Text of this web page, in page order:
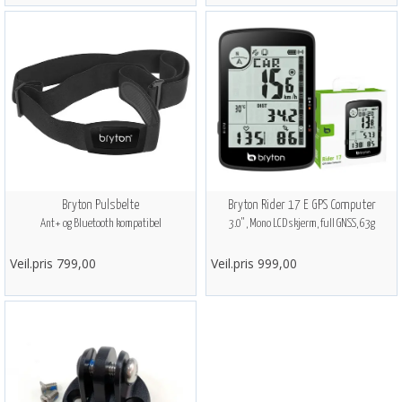
Bryton Pulsbelte
Ant+ og Bluetooth kompatibel
Veil.pris 799,00
Bryton Rider 17 E GPS Computer
3.0" , Mono LCD skjerm, full GNSS, 63g
Veil.pris 999,00